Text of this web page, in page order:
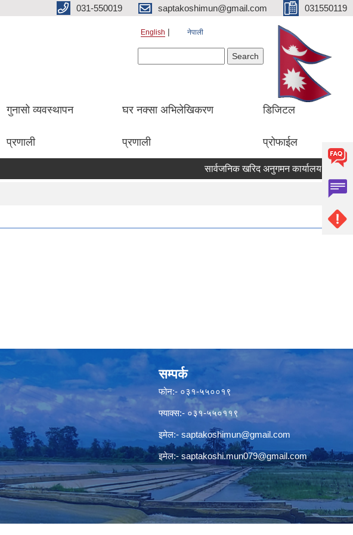
031-550019 saptakoshimun@gmail.com 031550119
English नेपाली
गुनासो व्यवस्थापन
प्रणाली
घर नक्सा अभिलेखिकरण
प्रणाली
डिजिटल
प्रोफाईल
सार्वजनिक खरिद अनुगमन कार्यालय केसरमहल
सम्पर्क
फोन:- ०३१-५५००१९
फ्याक्स:- ०३१-५५०११९
इमेल:- saptakoshimun@gmail.com
इमेल:- saptakoshi.mun079@gmail.com